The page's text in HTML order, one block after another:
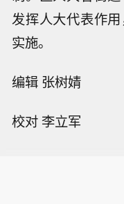
发挥人大代表作
实施。
编辑 张树婧
校对 李立军